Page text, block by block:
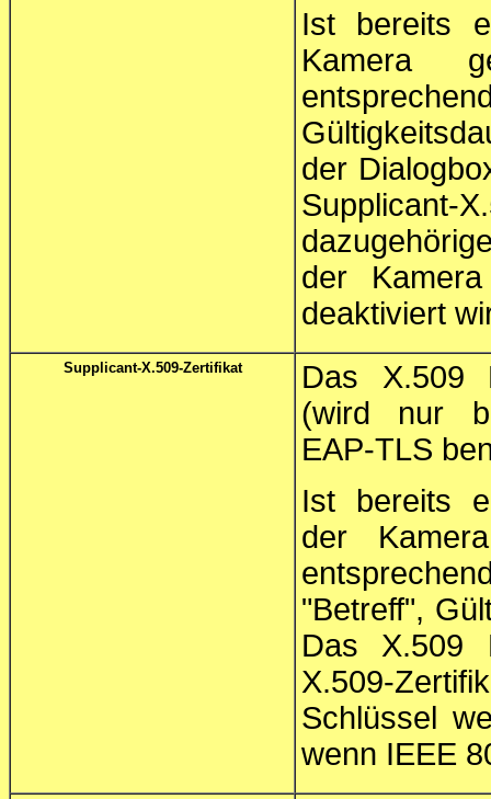
Ist bereits
Kamera
der
der
deaktiviert
Supplicant-X.509-Zertifikat
Das X.509
(wird nur
EAP-TLS
Ist bereits
der
"Betreff",
Das X.509
X.509-
Schlüssel
wenn IEEE